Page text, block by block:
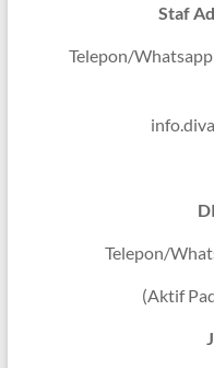
Staf
Telepon/
Telepon/
(Aktif